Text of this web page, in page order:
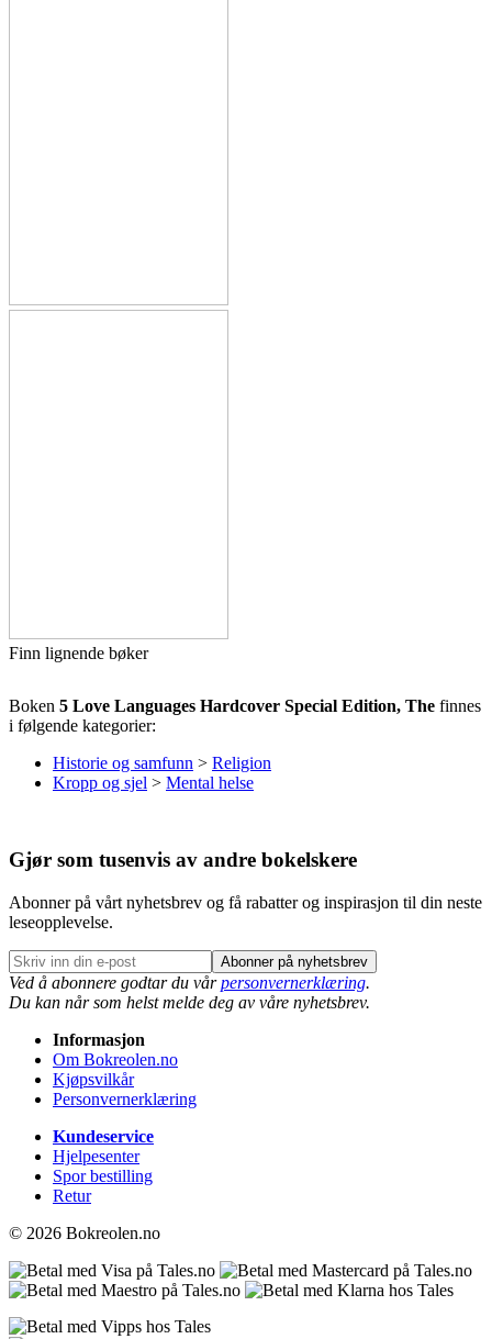
Finn lignende bøker
Boken 5 Love Languages Hardcover Special Edition, The finnes
i følgende kategorier:
Historie og samfunn > Religion
Kropp og sjel > Mental helse
Gjør som tusenvis av andre bokelskere
Abonner på vårt nyhetsbrev og få rabatter og inspirasjon til din neste
leseopplevelse.
Abonner på nyhetsbrev
Ved å abonnere godtar du vårpersonvernerklæring.
Du kan når som helst melde deg av våre nyhetsbrev.
Informasjon
Om Bokreolen.no
Kjøpsvilkår
Personvernerklæring
Kundeservice
Hjelpesenter
Spor bestilling
Retur
© 2026 Bokreolen.no